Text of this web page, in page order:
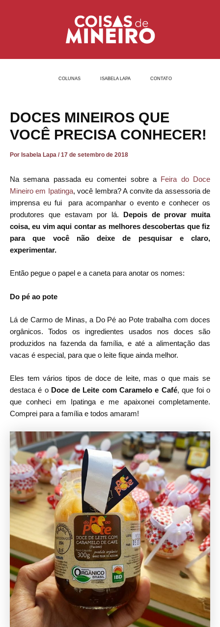
COLUNAS ISABELA LAPA CONTATO
DOCES MINEIROS QUE
VOCÊ PRECISA CONHECER!
Por Isabela Lapa /17 de setembro de 2018
Na semana passada eu comentei sobre a
Feira do Doce
Mineiro em Ipatinga, você lembra? A convite da assessoria de
imprensa eu fui para acompanhar o evento e conhecer os
produtores que estavam por lá.
Depois de provar muita
coisa, eu vim aqui contar as melhores descobertas que fiz
para que você não deixe de pesquisar e claro,
experimentar.
Então pegue o papel e a caneta para anotar os nomes:
Do pé ao pote
Lá de Carmo de Minas, a Do Pé ao Pote trabalha com doces
orgânicos. Todos os ingredientes usados nos doces são
produzidos na fazenda da família, e até a alimentação das
vacas é especial, para que o leite fique ainda melhor.
Eles tem vários tipos de doce de leite, mas o que mais se
destaca é o Doce de Leite com Caramelo e Café, que foi o
que conheci em Ipatinga e me apaixonei completamente.
Comprei para a família e todos amaram!